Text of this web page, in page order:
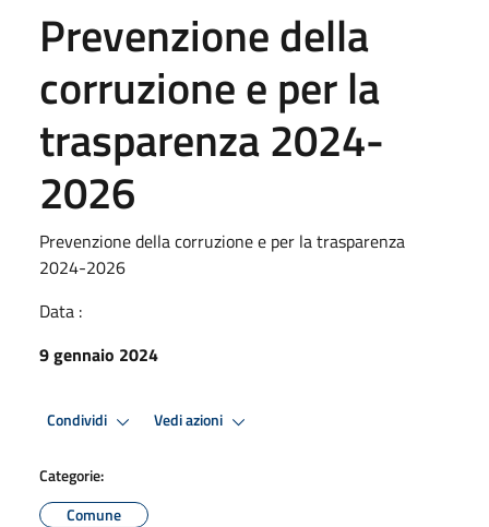
Prevenzione della
corruzione e per la
trasparenza 2024-
2026
Prevenzione della corruzione e per la trasparenza
2024-2026
Data :
9 gennaio 2024
Condividi Vedi azioni
Categorie:
Comune